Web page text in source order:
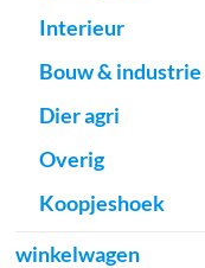
Interieur
Bouw & industrie
Dier agri
Overig
Koopjeshoek
winkelwagen